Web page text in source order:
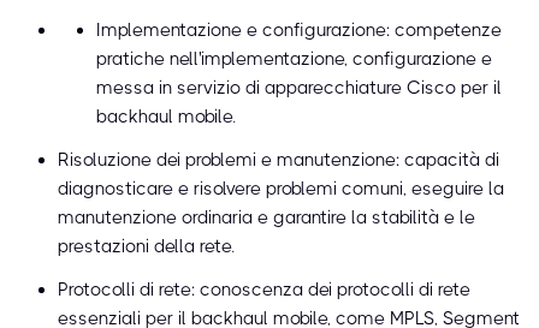
Implementazione e configurazione: competenze
pratiche nell'implementazione, configurazione e
messa in servizio di apparecchiature Cisco per il
backhaul mobile.
Risoluzione dei problemi e manutenzione: capacità di
diagnosticare e risolvere problemi comuni, eseguire la
manutenzione ordinaria e garantire la stabilità e le
prestazioni della rete.
Protocolli di rete: conoscenza dei protocolli di rete
essenziali per il backhaul mobile, come MPLS, Segment